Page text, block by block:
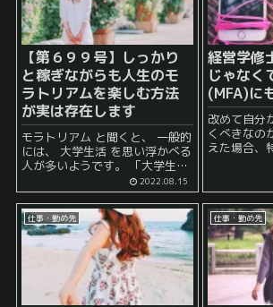
【第６９９号】しっかり
と稼ぎながらも人生のモ
ラトリアムを楽しむ方法
が実は存在します
モラトリアム と聞くと、 一般的
には、 大学生活 を思い浮かべる
人が多いようです。 「大学生時
代は人生の夏休み」 と表現され
ることもありますよね。 実際に
は、最近の大学生は単位取得が
簡単ではない場...
2022.08.15
経営学修
じゃなく
(MFA)に
改めて自分
くべきなの
えた場合、
人生のビジ
ョンを現実
具体的な設計を
基づいてビ
仕事・勤め先 仕事・勤め先